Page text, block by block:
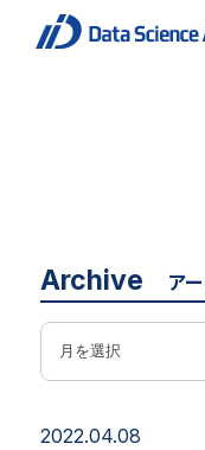
2022.04.08
Archive ア